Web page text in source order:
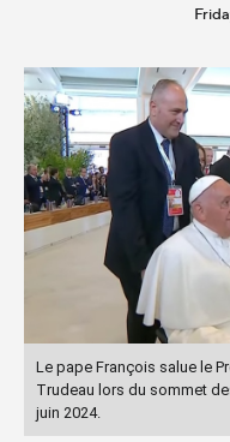
Le pape François salue le
Trudeau lors du sommet
juin 2024.